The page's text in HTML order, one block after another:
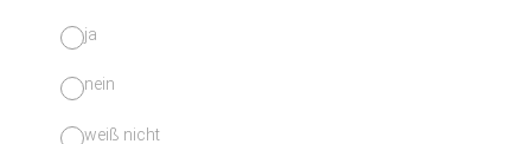
ja
nein
weiß nicht